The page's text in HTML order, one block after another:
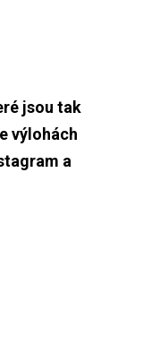
jsou tak
výlohách
a